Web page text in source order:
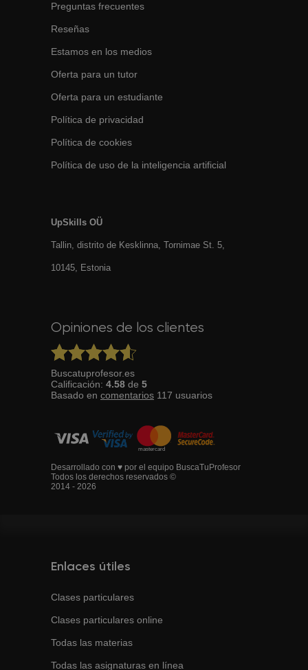
Preguntas frecuentes
Reseñas
Estamos en los medios
Oferta para un tutor
Oferta para un estudiante
Política de privacidad
Política de cookies
Política de uso de la inteligencia artificial
UpSkills OÜ
Tallin, distrito de Kesklinna, Tornimаe St. 5,
10145, Estonia
Opiniones de los clientes
Buscatuprofesor.es
Calificación: 4.58 de 5
Basado en comentarios 117 usuarios
Desarrollado con ♥ por el equipo BuscaTuProfesor
Todos los derechos reservados ©
2014 - 2026
Enlaces útiles
Clases particulares
Clases particulares online
Todas las materias
Todas las asignaturas en línea